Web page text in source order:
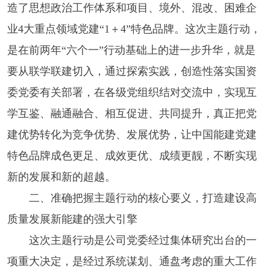
造了思想政治工作体系和项目、境外、混改、困难企
业4大重点领域党建“1＋4”特色品牌。这次主题行动，
是在前两年“六个一”行动基础上的进一步升华，就是
要从联学联建切入，通过探索实践，创造性落实国资
委党委有关部署，在各级党组织结对交流中，实现互
学互鉴、融通融合、相互促进、共同提升，真正把党
建优势转化为竞争优势、发展优势，让中国能建党建
特色品牌成色更足、成效更优、成绩更靓，不断实现
新的发展和新的超越。
二、准确把握主题行动的核心要义，打造建设高
质量发展新能建的强大引擎
这次主题行动是公司党委经过集体研究出台的一
项重大决定，是经过系统谋划、通盘考虑的重大工作